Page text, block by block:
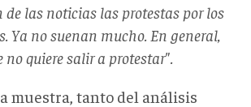
de las noticias las protestas por los
Ya no suenan mucho. En general,
no quiere salir a protestar".
muestra, tanto del análisis